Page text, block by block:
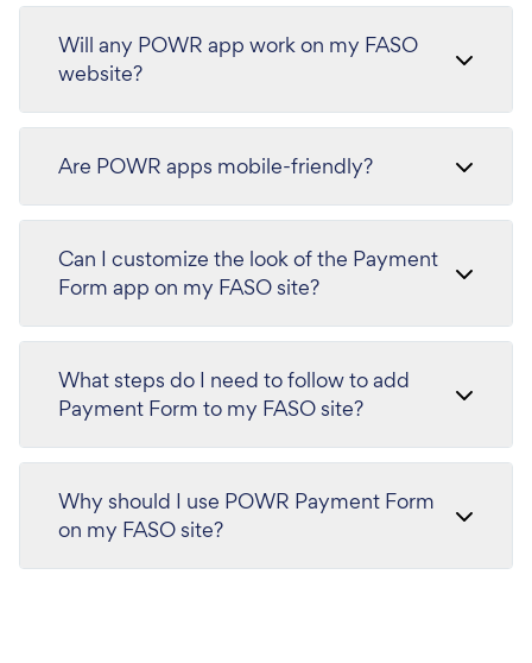
Will any POWR app work on my FASO
website?
Are POWR apps mobile-friendly?
Can I customize the look of the Payment
Form app on my FASO site?
What steps do I need to follow to add
Payment Form to my FASO site?
Why should I use POWR Payment Form
on my FASO site?